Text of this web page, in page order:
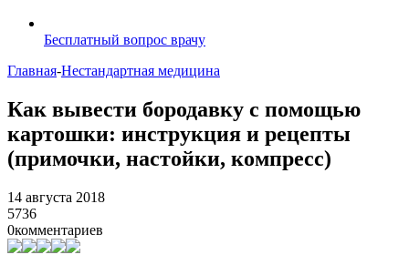
Бесплатный вопрос врачу
Главная-Нестандартная медицина
Как вывести бородавку с помощью
картошки: инструкция и рецепты
(примочки, настойки, компресс)
14 августа 2018
5736
0комментариев